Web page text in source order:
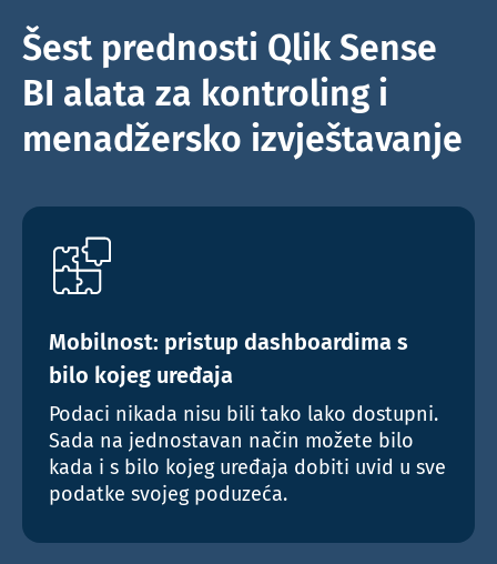
Šest prednosti Qlik Sense
BI alata za kontroling i
menadžersko izvještavanje
Mobilnost: pristup dashboardima s
bilo kojeg uređaja
Podaci nikada nisu bili tako lako dostupni.
Sada na jednostavan način možete bilo
kada i s bilo kojeg uređaja dobiti uvid u sve
podatke svojeg poduzeća.